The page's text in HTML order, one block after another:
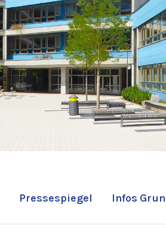
Pressespiegel Infos